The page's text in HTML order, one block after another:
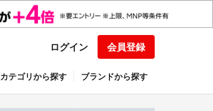
ログイン 会員登録
カテゴリから探す ブランドから探す